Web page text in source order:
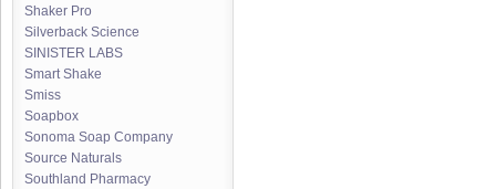
Shaker Pro
Silverback Science
SINISTER LABS
Smart Shake
Smiss
Soapbox
Sonoma Soap Company
Source Naturals
Southland Pharmacy